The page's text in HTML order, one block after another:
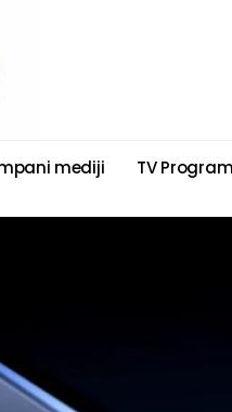
mediji TV Program